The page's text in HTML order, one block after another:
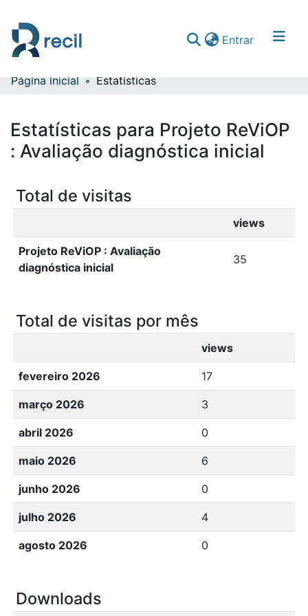
Entrar(current)
Comunidades & Coleções
Página inicial Estatísticas
Estatísticas para Projeto ReViOP
: Avaliação diagnóstica inicial
Total de visitas
views
Projeto ReViOP : Avaliação
diagnóstica inicial
35
Total de visitas por mês
views
fevereiro 2026 17
março 2026 3
abril 2026 0
maio 2026 6
junho 2026 0
julho 2026 4
agosto 2026 0
Downloads